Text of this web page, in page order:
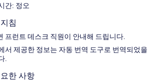
간: 정오
침
프런트 데스크 직원이 안내해 드립니다.
서 제공한 정보는 자동 번역 도구로 번역되었을
.
한 사항